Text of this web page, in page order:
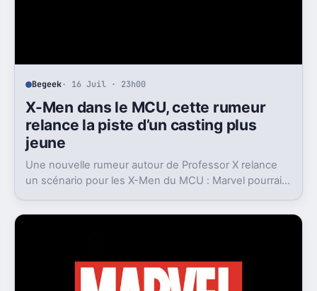
Begeek· 16 Juil · 23h00
X-Men dans le MCU, cette rumeur
relance la piste d’un casting plus
jeune
Une nouvelle rumeur autour de Professor X relance
un scénario pour les X-Men du MCU : Marvel pourrait